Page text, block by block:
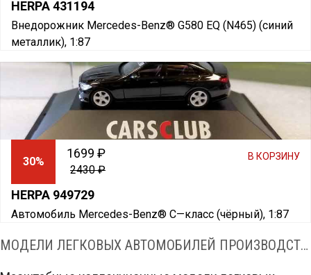
HERPA 431194
Внедорожник Mercedes-Benz® G580 EQ (N465) (синий
металлик), 1:87
HERPA 949729
Автомобиль Mercedes-Benz® C—класс (чёрный), 1:87
1699 ₽
2430 ₽
30% В КОРЗИНУ
МОДЕЛИ ЛЕГКОВЫХ АВТОМОБИЛЕЙ ПРОИЗВОДСТВА BREKINA® В МАСШТАБЕ 1:87 (H0)